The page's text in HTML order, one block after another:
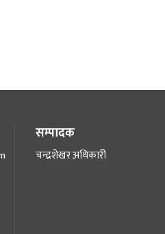
सम्पादक
चन्द्रशेखर अधिकारी